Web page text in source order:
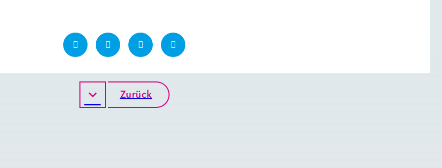
Zurück